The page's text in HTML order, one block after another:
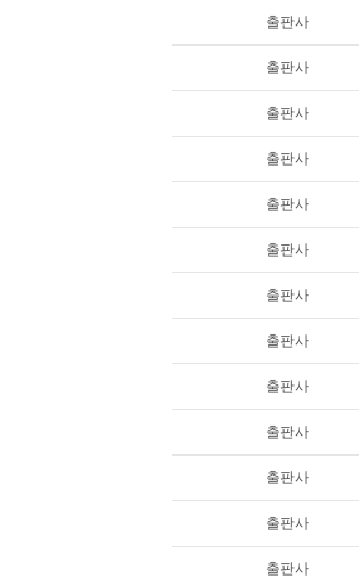
출판사
출판사
출판사
출판사
출판사
출판사
출판사
출판사
출판사
출판사
출판사
출판사
출판사